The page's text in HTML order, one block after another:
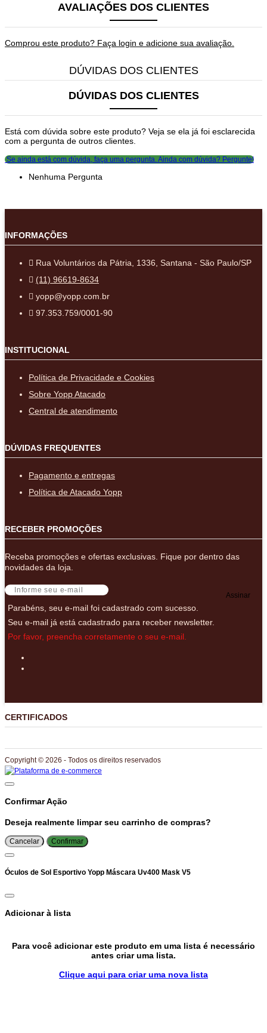
AVALIAÇÕES DOS CLIENTES
Comprou este produto? Faça login e adicione sua avaliação.
DÚVIDAS DOS CLIENTES
DÚVIDAS DOS CLIENTES
Está com dúvida sobre este produto? Veja se ela já foi esclarecida
com a pergunta de outros clientes.
Se ainda está com dúvida, faça uma pergunta. Ainda com dúvida? Pergunte!
Nenhuma Pergunta
INFORMAÇÕES
Rua Voluntários da Pátria, 1336, Santana - São Paulo/SP
(11) 96619-8634
yopp@yopp.com.br
97.353.759/0001-90
INSTITUCIONAL
Política de Privacidade e Cookies
Sobre Yopp Atacado
Central de atendimento
DÚVIDAS FREQUENTES
Pagamento e entregas
Política de Atacado Yopp
RECEBER PROMOÇÕES
Receba promoções e ofertas exclusivas. Fique por dentro das
novidades da loja.
Assinar
Parabéns, seu e-mail foi cadastrado com sucesso.
Seu e-mail já está cadastrado para receber newsletter.
Por favor, preencha corretamente o seu e-mail.
CERTIFICADOS
Copyright © 2026 - Todos os direitos reservados
Confirmar Ação
Deseja realmente limpar seu carrinho de compras?
Cancelar Confirmar
Óculos de Sol Esportivo Yopp Máscara Uv400 Mask V5
Adicionar à lista
Para você adicionar este produto em uma lista é necessário
antes criar uma lista.
Clique aqui para criar uma nova lista